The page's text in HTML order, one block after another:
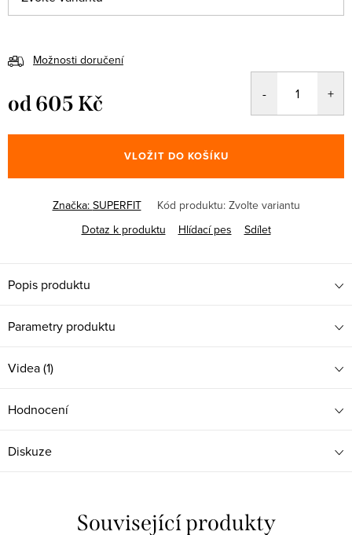
Možnosti doručení
od605 Kč
cena:
VLOŽIT DO KOŠÍKU
Značka: SUPERFIT Kód produktu: Zvolte variantu
Dotaz k produktu
Hlídací pes Sdílet
Popis produktu
Parametry produktu
Videa (1)
Hodnocení
Diskuze
Související produkty